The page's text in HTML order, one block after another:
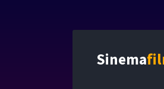
Sinema